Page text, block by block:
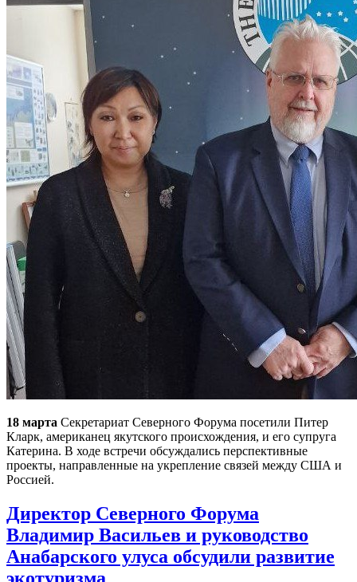
18 марта Секретариат Северного Форума посетили Питер
Кларк, американец якутского происхождения, и его супруга
Катерина. В ходе встречи обсуждались перспективные
проекты, направленные на укрепление связей между США и
Россией.
Директор Северного Форума
Владимир Васильев и руководство
Анабарского улуса обсудили развитие